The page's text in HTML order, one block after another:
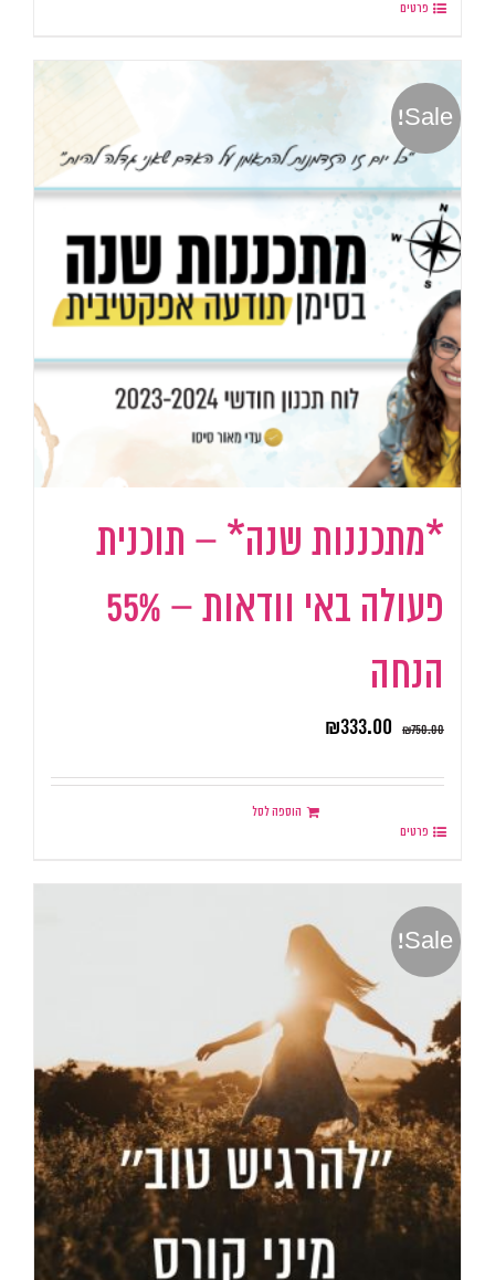
פרטים
Sale!
*מתכננות שנה* – תוכנית
פעולה באי וודאות – 55%
הנחה
₪750.00
₪333.00
הוספה לסל
פרטים
Sale!